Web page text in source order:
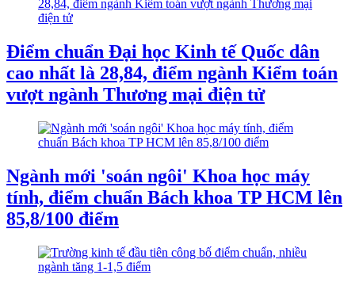
Điểm chuẩn Đại học Kinh tế Quốc dân
cao nhất là 28,84, điểm ngành Kiểm toán
vượt ngành Thương mại điện tử
Ngành mới 'soán ngôi' Khoa học máy
tính, điểm chuẩn Bách khoa TP HCM lên
85,8/100 điểm